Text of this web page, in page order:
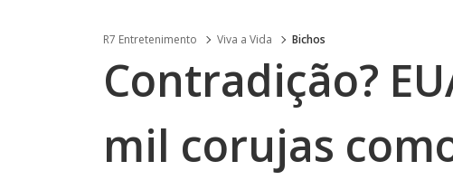
R7 Entretenimento Viva a Vida Bichos
Contradição?
mil corujas